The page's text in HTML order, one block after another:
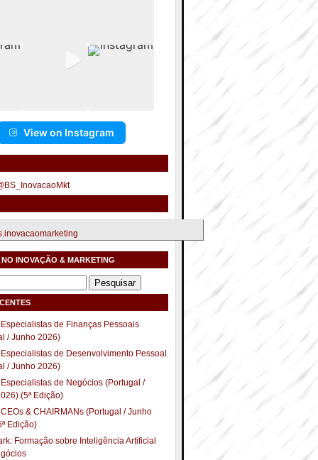
View on Instagram
NO INOVAÇÃO & MARKETING
de Finanças Pessoais
/ Junho 2026)
de Desenvolvimento Pessoal
/ Junho 2026)
de Negócios (Portugal /
(5ª Edição)
& CHAIRMANs (Portugal / Junho
Edição)
Formação sobre Inteligência Artificial